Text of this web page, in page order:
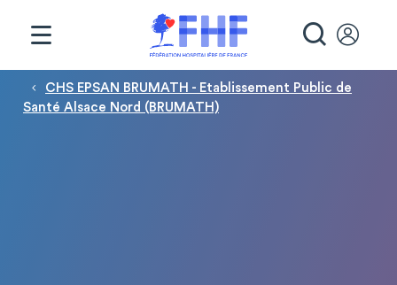
Fil d'Ariane
CHS EPSAN BRUMATH - Etablissement Public de
Santé Alsace Nord (BRUMATH)
Panneau de gestion des cookies